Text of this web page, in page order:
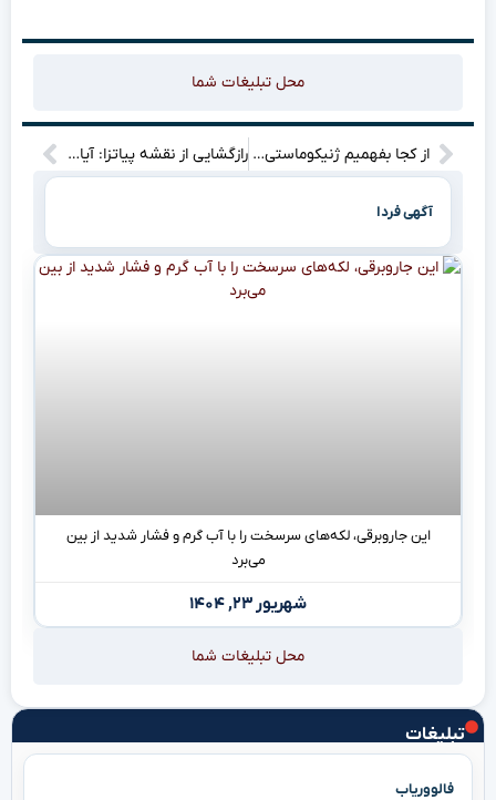
تبلیغات
فالووریاب
محل تبلیغات شما
از کجا بفهمیم ژنیکوماستی داریم؟ رازگشایی از نقشه پیاتزا: آیا ایران در فیلیپین، مصر را قربانی می‌کند؟”
آگهی فردا
این جاروبرقی، لکه‌های سرسخت را با آب گرم و فشار شدید از بین
می‌برد
شهریور ۲۳, ۱۴۰۴
محل تبلیغات شما